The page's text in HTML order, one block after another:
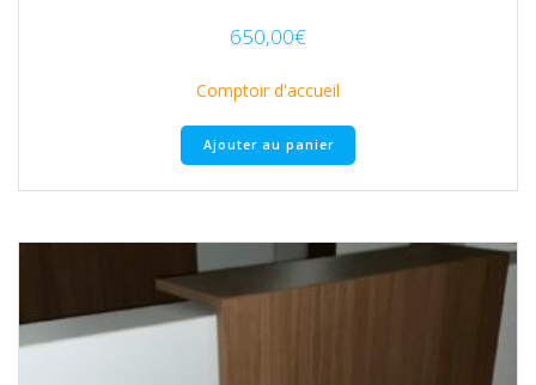
650,00€
Comptoir d'accueil
Ajouter au panier